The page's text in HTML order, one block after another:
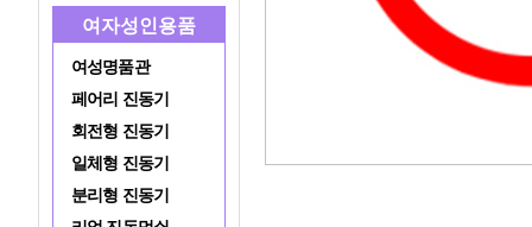
여자성인용품
여성명품관
페어리 진동기
회전형 진동기
일체형 진동기
분리형 진동기